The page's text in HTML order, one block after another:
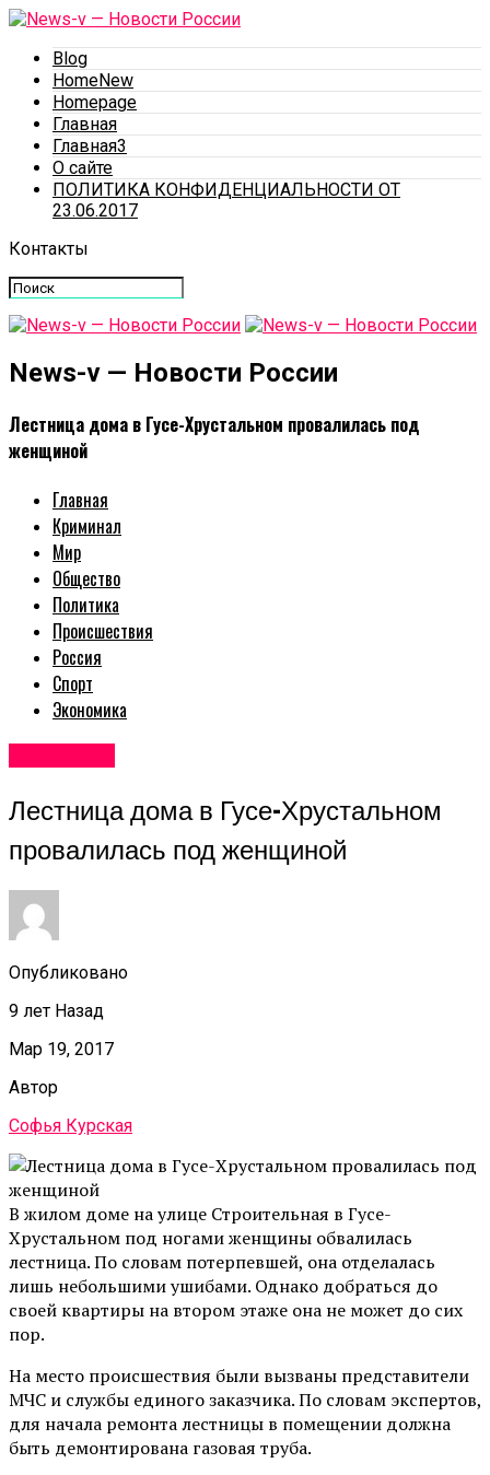
Blog
HomeNew
Homepage
Главная
Главная3
О сайте
ПОЛИТИКА КОНФИДЕНЦИАЛЬНОСТИ ОТ
23.06.2017
Контакты
News-v — Новости России
Лестница дома в Гусе-Хрустальном провалилась под
женщиной
Главная
Криминал
Мир
Общество
Политика
Происшествия
Россия
Спорт
Экономика
Лестница дома в Гусе-Хрустальном
провалилась под женщиной
Опубликовано
9 лет Назад
Мар 19, 2017
Автор
Софья Курская
В жилом доме на улице Строительная в Гусе-
Хрустальном под ногами женщины обвалилась
лестница. По словам потерпевшей, она отделалась
лишь небольшими ушибами. Однако добраться до
своей квартиры на втором этаже она не может до сих
пор.
На место происшествия были вызваны представители
МЧС и службы единого заказчика. По словам экспертов,
для начала ремонта лестницы в помещении должна
быть демонтирована газовая труба.